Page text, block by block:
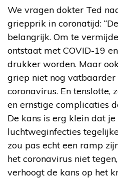
We vragen dokter Ted
griepprik in coronatijd:
belangrijk. Om te
ontstaat met COVID-19
drukker worden. Maar
griep niet nog vatbaarder
coronavirus. En tenslotte,
en ernstige complicaties
De kans is erg klein dat
luchtweginfecties
zou pas echt een ramp
het coronavirus niet
verhoogt de kans op het